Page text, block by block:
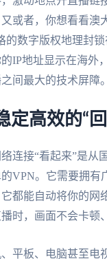
或者，你想看看澳
数字版权地理封
IP地址显示在海外
间最大的技术屏障。
定高效的“
连接“看起来”是从
VPN。它需要拥
都能自动将你的
时，画面不会卡顿
平板、电脑甚至电